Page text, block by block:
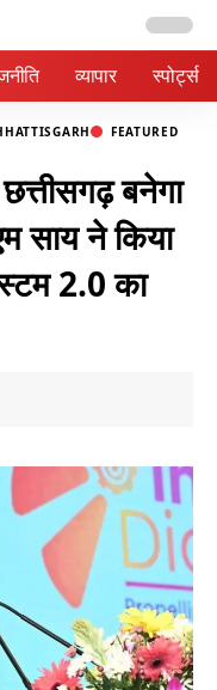
व्यापार स्पोर्ट्स
FEATURED
बनेगा
साय ने किया
2.0 का